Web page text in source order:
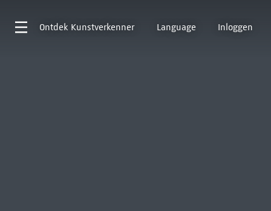
Ontdek Kunstverkenner Language Inloggen